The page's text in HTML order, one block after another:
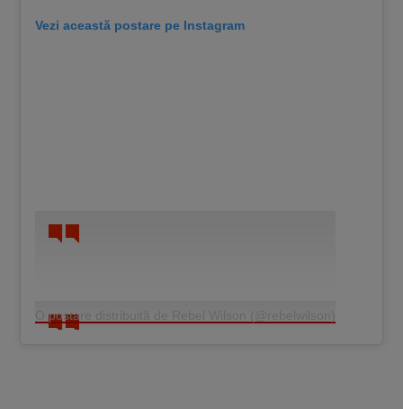
Vezi această postare pe Instagram
O postare distribuită de Rebel Wilson (@rebelwilson)